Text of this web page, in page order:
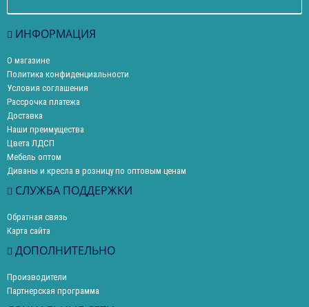
ИНФОРМАЦИЯ
О магазине
Политика конфиденциальности
Условия соглашения
Рассрочка платежа
Доставка
Наши преимущества
Цвета ЛДСП
Мебель оптом
Диваны и кресла в розницу по оптовым ценам
СЛУЖБА ПОДДЕРЖКИ
Обратная связь
Карта сайта
ДОПОЛНИТЕЛЬНО
Производители
Партнерская программа